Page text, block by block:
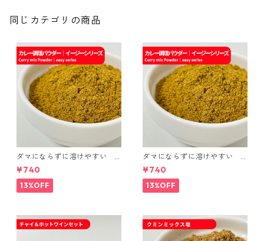
同じカテゴリの商品
ダマにならずに溶けやすい
カレー調理パウダー｜spice r
oomイージーシリーズ
¥740
13%OFF
ダマにならずに溶けやすい
カレー調理パウダー マイル
ド｜spice roomイージーシリ
ーズ
¥740
13%OFF